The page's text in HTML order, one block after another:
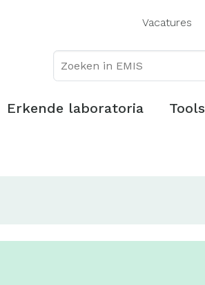
Vacatures
Erkende laboratoria Tools